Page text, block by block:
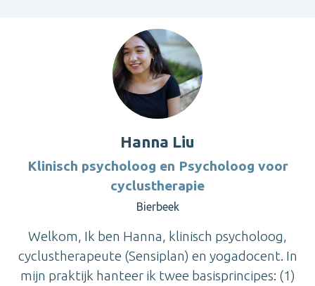
Hanna Liu
Klinisch psycholoog en Psycholoog voor
cyclustherapie
Bierbeek
Welkom, Ik ben Hanna, klinisch psycholoog,
cyclustherapeute (Sensiplan) en yogadocent. In
mijn praktijk hanteer ik twee basisprincipes: (1)